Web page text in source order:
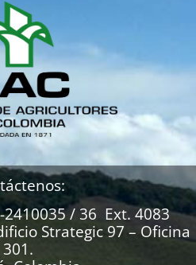
2410035 / 36 Ext. 4083
Strategic 97 – Oficina
301.